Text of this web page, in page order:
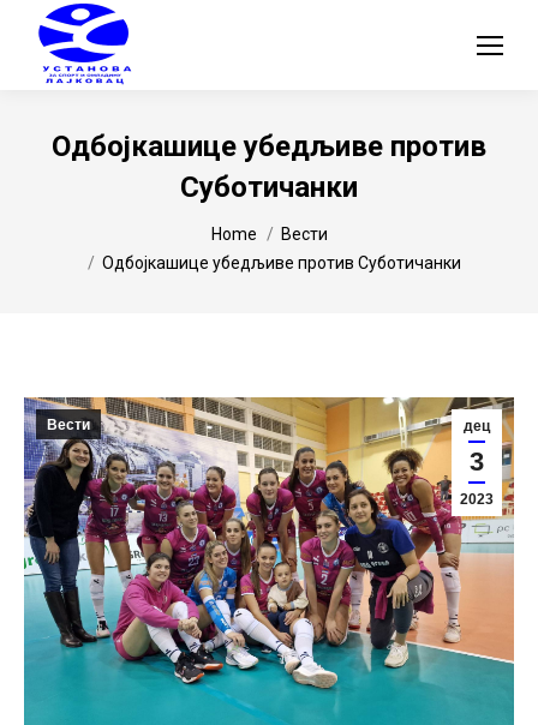
Одбојкашице убедљиве против
Суботичанки
Home
Вести
Одбојкашице убедљиве против Суботичанки
дец
3
2023
Вести